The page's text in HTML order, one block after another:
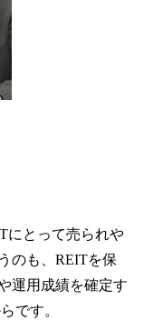
にとって売られや
のも、REITを保
運用成績を確定す
です。